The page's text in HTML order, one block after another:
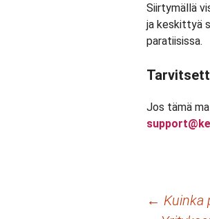
Siirtymällä
ja keskittyä
paratiisissa.
Jos tämä
← Kuinka